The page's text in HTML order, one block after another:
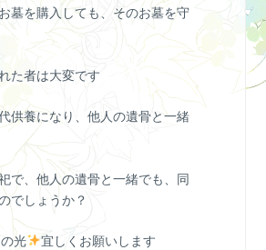
墓を購入しても、そのお墓を守
た者は大変です
供養になり、他人の遺骨と一緒
で、他人の遺骨と一緒でも、同
でしょうか？
光 宜しくお願いします